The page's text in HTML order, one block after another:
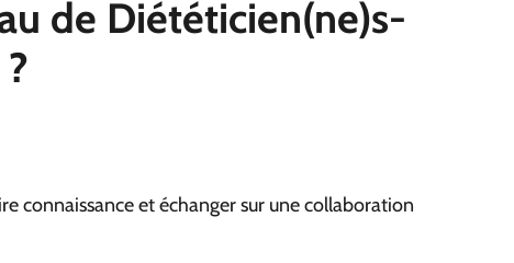
de Diététicien(ne)s-
connaissance et échanger sur une collaboration